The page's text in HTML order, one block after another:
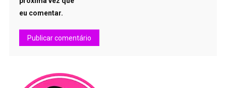
eu comentar.